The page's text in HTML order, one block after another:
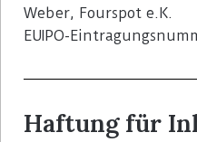
Weber, Fourspot e.K.
EUIPO-
Haftung für